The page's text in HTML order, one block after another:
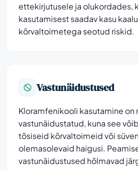
ettekirjutusele ja olukordades,
kasutamisest saadav kasu
kõrvaltoimetega seotud riskid.
Vastunäidustused
Kloramfenikooli kasutamine on
vastunäidustatud, kuna see
tõsiseid kõrvaltoimeid või
olemasolevaid haigusi.
vastunäidustused hõlmavad